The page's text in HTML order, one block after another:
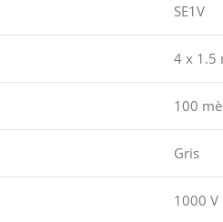
SE1V
4 x 1.5
100
Gris
1000 V